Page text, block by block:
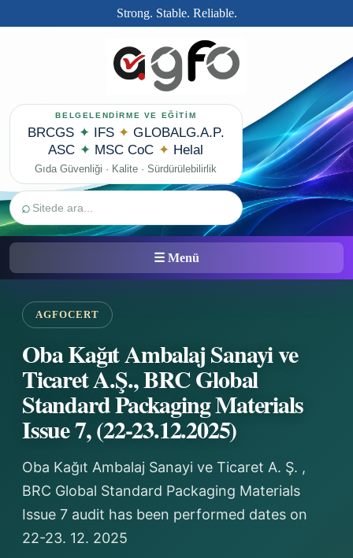
Strong. Stable. Reliable.
BELGELENDİRME VE EĞİTİM
BRCGS ✦ IFS ✦ GLOBALG.A.P.
ASC ✦ MSC CoC ✦ Helal
Gıda Güvenliği · Kalite · Sürdürülebilirlik
⌕
☰ Menü
AGFOCERT
Oba Kağıt Ambalaj Sanayi ve
Ticaret A.Ş., BRC Global
Standard Packaging Materials
Issue 7, (22-23.12.2025)
Oba Kağıt Ambalaj Sanayi ve Ticaret A. Ş. ,
BRC Global Standard Packaging Materials
Issue 7 audit has been performed dates on
22-23. 12. 2025